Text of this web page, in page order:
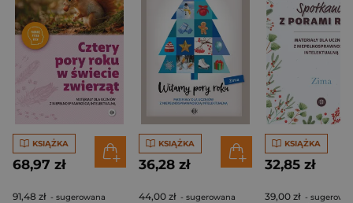
KSIĄŻKA
68,97 zł
91,48 zł - sugerowana
KSIĄŻKA
36,28 zł
44,00 zł - sugerowana
KSIĄŻKA
32,85 zł
39,00 zł -